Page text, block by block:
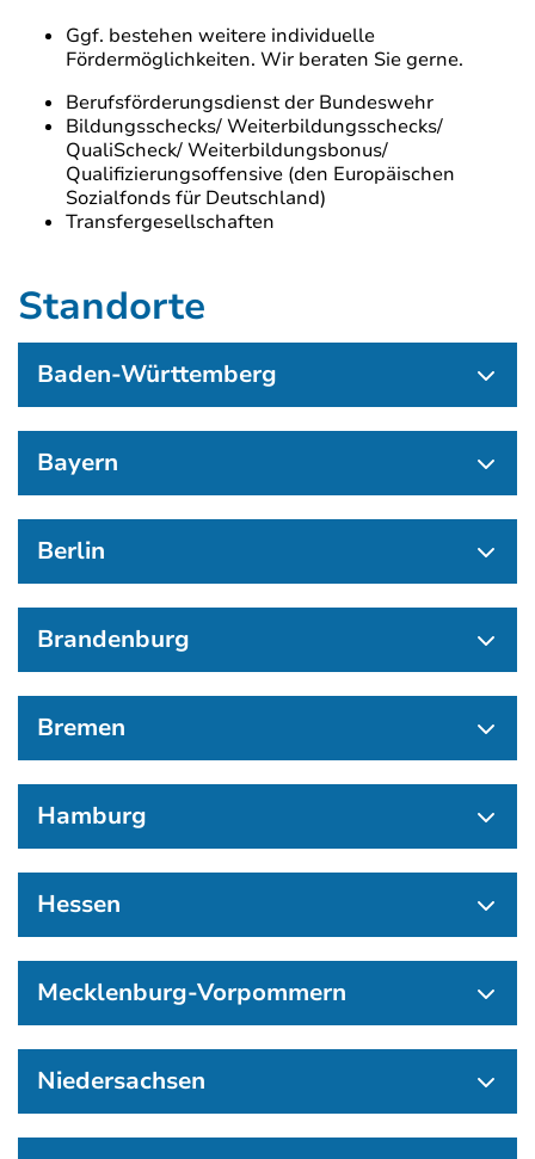
Ggf. bestehen weitere individuelle
Fördermöglichkeiten. Wir beraten Sie gerne.
Berufsförderungsdienst der Bundeswehr
Bildungsschecks/ Weiterbildungsschecks/
QualiScheck/ Weiterbildungsbonus/
Qualifizierungsoffensive (den Europäischen
Sozialfonds für Deutschland)
Transfergesellschaften
Standorte
Baden-Württemberg
Bayern
Berlin
Brandenburg
Bremen
Hamburg
Hessen
Mecklenburg-Vorpommern
Niedersachsen